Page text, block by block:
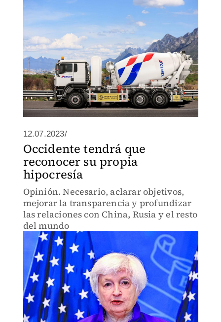
12.07.2023/
Occidente tendrá que
reconocer su propia
hipocresía
Opinión. Necesario, aclarar objetivos,
mejorar la transparencia y profundizar
las relaciones con China, Rusia y el resto
del mundo